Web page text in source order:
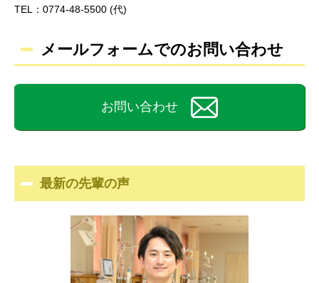
TEL：0774-48-5500 (代)
メールフォームでのお問い合わせ
お問い合わせ
最新の先輩の声